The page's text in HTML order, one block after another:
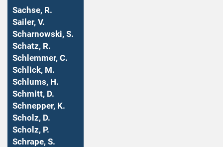
Sachse, R.
Sailer, V.
Scharnowski, S.
Schatz, R.
Schlemmer, C.
Schlick, M.
Schlums, H.
Schmitt, D.
Schnepper, K.
Scholz, D.
Scholz, P.
Schrape, S.